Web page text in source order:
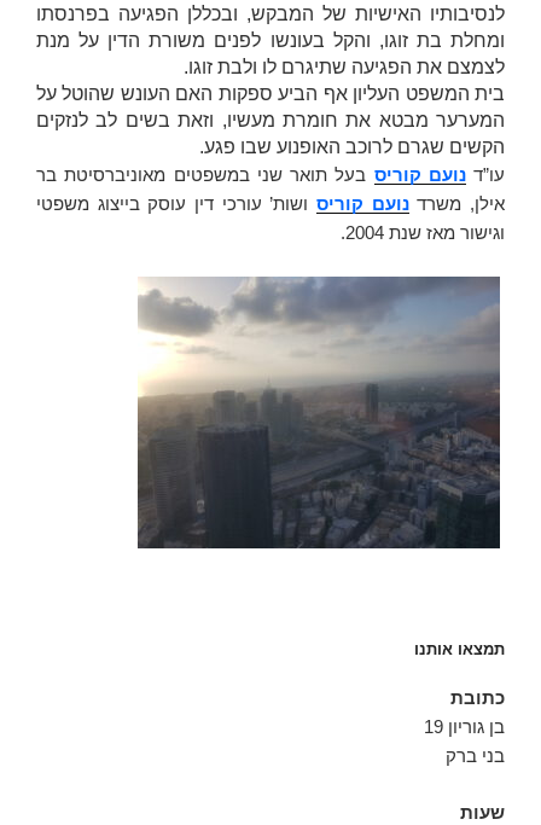
לנסיבותיו האישיות של המבקש, ובכללן הפגיעה בפרנסתו
ומחלת בת זוגו, והקל בעונשו לפנים משורת הדין על מנת
לצמצם את הפגיעה שתיגרם לו ולבת זוגו.
בית המשפט העליון אף הביע ספקות האם העונש שהוטל על
המערער מבטא את חומרת מעשיו, וזאת בשים לב לנזקים
הקשים שגרם לרוכב האופנוע שבו פגע.
עו”ד נועם קוריס בעל תואר שני במשפטים מאוניברסיטת בר
אילן, משרד נועם קוריס ושות’ עורכי דין עוסק בייצוג משפטי
וגישור מאז שנת 2004.
תמצאו אותנו
כתובת
בן גוריון 19
בני ברק
שעות